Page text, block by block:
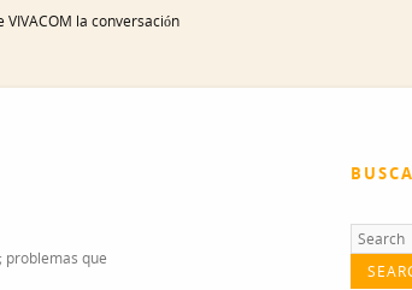
VIVACOM la conversación
; problemas que